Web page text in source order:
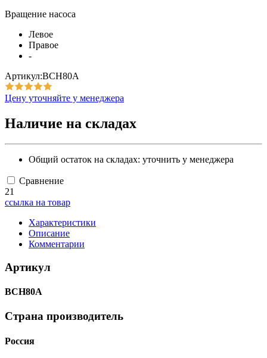
Вращение насоса
Левое
Правое
-
Артикул:ВСН80А
Цену уточняйте у менеджера
Наличие на складах
Общий остаток на складах: уточнить у менеджера
Сравнение
21
ссылка на товар
Характеристики
Описание
Комментарии
Артикул
ВСН80А
Страна производитель
Россия